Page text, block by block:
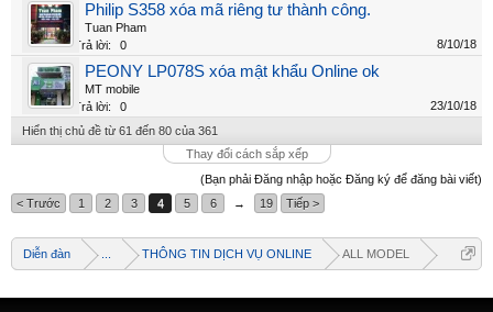
Philip S358 xóa mã riêng tư thành công.
Tuan Pham
Trả lời:
0 8/10/18
PEONY LP078S xóa mật khẩu Online ok
MT mobile
Trả lời:
0
23/10/18
Hiển thị chủ đề từ 61 đến 80 của 361
Thay đổi cách sắp xếp
(Bạn phải Đăng nhập hoặc Đăng ký để đăng bài viết)
< Trước
1 2 3 4 5 6 → 19 Tiếp >
Diễn đàn THÔNG TIN DỊCH VỤ ONLINE ALL MODEL